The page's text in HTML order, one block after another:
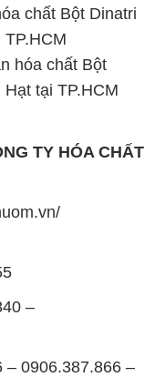
chất Bột Dinatri
hóa chất Bột
tại TP.HCM
TY HÓA CHẤT
–
– 0906.387.866 –